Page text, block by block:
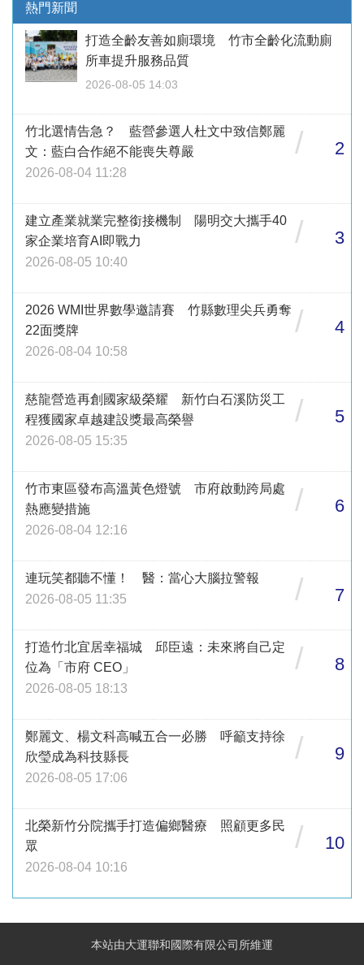
熱門新聞
打造全齡友善如廁環境 竹市全齡化流動廁
所車提升服務品質
2026-08-05 14:03
竹北選情告急？ 藍營參選人杜文中致信鄭麗
文：藍白合作絕不能喪失尊嚴
2026-08-04 11:28
/ 2
建立產業就業完整銜接機制 陽明交大攜手40
家企業培育AI即戰力
2026-08-05 10:40
/ 3
2026 WMI世界數學邀請賽 竹縣數理尖兵勇奪
22面獎牌
2026-08-04 10:58
/ 4
慈龍營造再創國家級榮耀 新竹白石溪防災工
程獲國家卓越建設獎最高榮譽
2026-08-05 15:35
/ 5
竹市東區發布高溫黃色燈號 市府啟動跨局處
熱應變措施
2026-08-04 12:16
/ 6
連玩笑都聽不懂！ 醫：當心大腦拉警報
2026-08-05 11:35
/ 7
打造竹北宜居幸福城 邱臣遠：未來將自己定
位為「市府 CEO」
2026-08-05 18:13
/ 8
鄭麗文、楊文科高喊五合一必勝 呼籲支持徐
欣瑩成為科技縣長
2026-08-05 17:06
/ 9
北榮新竹分院攜手打造偏鄉醫療 照顧更多民
眾
2026-08-04 10:16
/ 10
本站由大運聯和國際有限公司所維運